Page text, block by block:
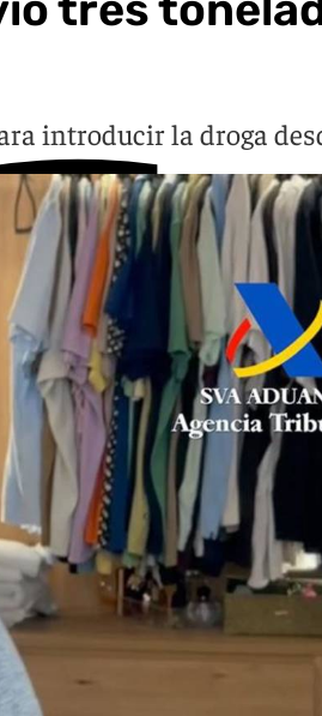
introducir la droga